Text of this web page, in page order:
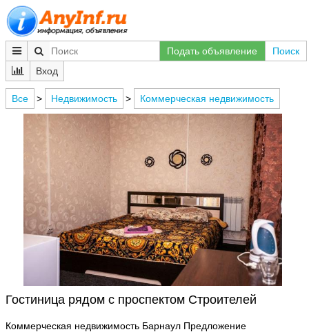
Подать объявление
Поиск
Вход
Все > Недвижимость > Коммерческая недвижимость
Гостиница рядом с проспектом Строителей
Коммерческая недвижимость Барнаул Предложение